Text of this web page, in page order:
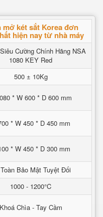
mở két sắt Korea đơn
hiện nay từ nhà máy
Cường Chính Hãng NSA
1080 KEY Red
500 ± 10Kg
* W 600 * D 600 mm
* W 450 * D 450 mm
* W 450 * D 300 mm
Bảo Mật Tuyệt Đối
1000 - 1200°C
Khoá Chìa - Tay Cầm